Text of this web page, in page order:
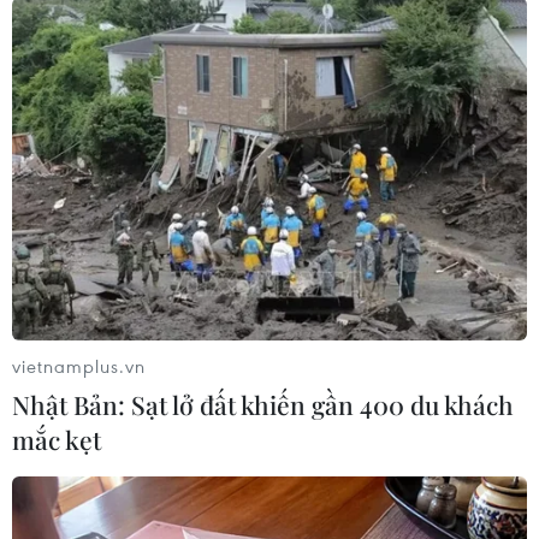
Trong khi đó, tỷ lệ ủng hộ dành cho đối thủ duy
nhất của ông el-Sisi là chính trị gia cánh tả
Hamdeen Sabahi vẫn giữ ổn định ở mức 2%.
Cũng theo kết quả cuộc nghiên cứu của Baseera,
68% người được hỏi tin tưởng bầu cử sẽ diễn ra
công bằng và vẫn còn tới 37% chưa biết thời
điểm diễn ra cuộc bỏ phiếu./.
(TTXVN/Vietnam+)
vietnamplus.vn
Nhật Bản: Sạt lở đất khiến gần 400 du khách
mắc kẹt